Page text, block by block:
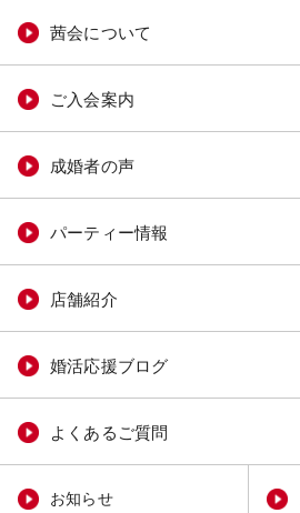
茜会について
ご入会案内
成婚者の声
パーティー情報
店舗紹介
婚活応援ブログ
よくあるご質問
お知らせ